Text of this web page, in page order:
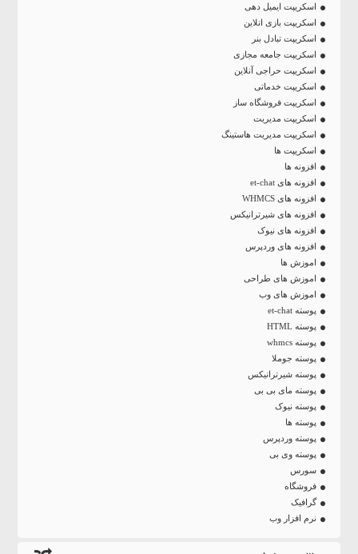
اسکریپت ایمیل دهی
اسکریپت بازی انلاین
اسکریپت تبادل بنر
اسکریپت جامعه مجازی
اسکریپت حراجی آنلاین
اسکریپت خدماتی
اسکریپت فروشگاه ساز
اسکریپت مدیریت
اسکریپت مدیریت هاستینگ
اسکریپت ها
افزونه ها
افزونه های et-chat
افزونه های WHMCS
افزونه های شیرترانیکس
افزونه های نیوک
افزونه های وردپرس
اموزش ها
اموزش های طراحی
اموزش های وب
پوسته et-chat
پوسته HTML
پوسته whmcs
پوسته جوملا
پوسته شیرترانیکس
پوسته مای بی بی
پوسته نیوک
پوسته ها
پوسته وردپرس
پوسته وی بی
سورس
فروشگاه
گرافیک
نرم افزار وب